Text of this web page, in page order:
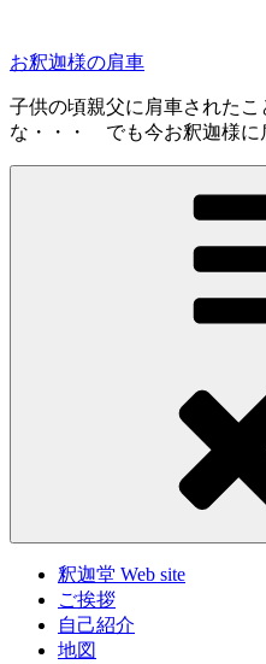
テ
ン
ツ
へ
ス
お釈迦様の肩車
子供の頃親父に肩車されたこ
な・・・ でも今お釈迦様に
釈迦堂 Web site
ご挨拶
自己紹介
地図